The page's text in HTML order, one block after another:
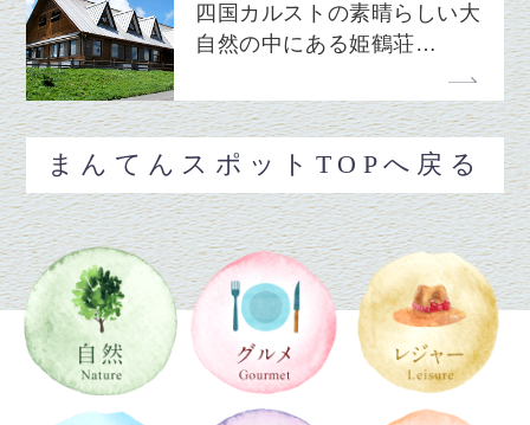
四国カルストの素晴らしい大
自然の中にある姫鶴荘…
まんてんスポットTOPへ戻る